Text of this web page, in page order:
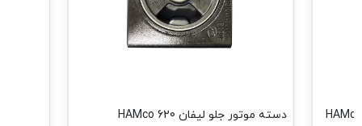
دسته موتور جلو لیفان 620 HAMco